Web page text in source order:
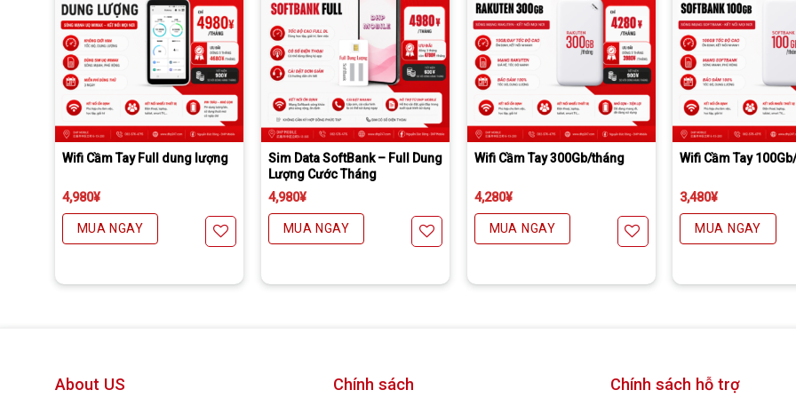
Line:DHP Mobile
Zalo:dhpmobile
Wifi Cầm Tay Full dung lượng
4,980¥
Yêu thích
MUA NGAY
Sim Data SoftBank – Full Dung
Lượng Cước Tháng
4,980¥
Yêu thích
MUA NGAY
Wifi Cầm Tay 300Gb/tháng
4,280¥
Yêu thích
MUA NGAY
Wifi Cầm Tay
3,480¥
MUA NGAY
About US Chính sách Chính sách hỗ trợ